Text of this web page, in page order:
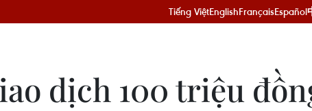
Tiếng ViệtEnglishFrançaisEspañol
dịch 100 triệu